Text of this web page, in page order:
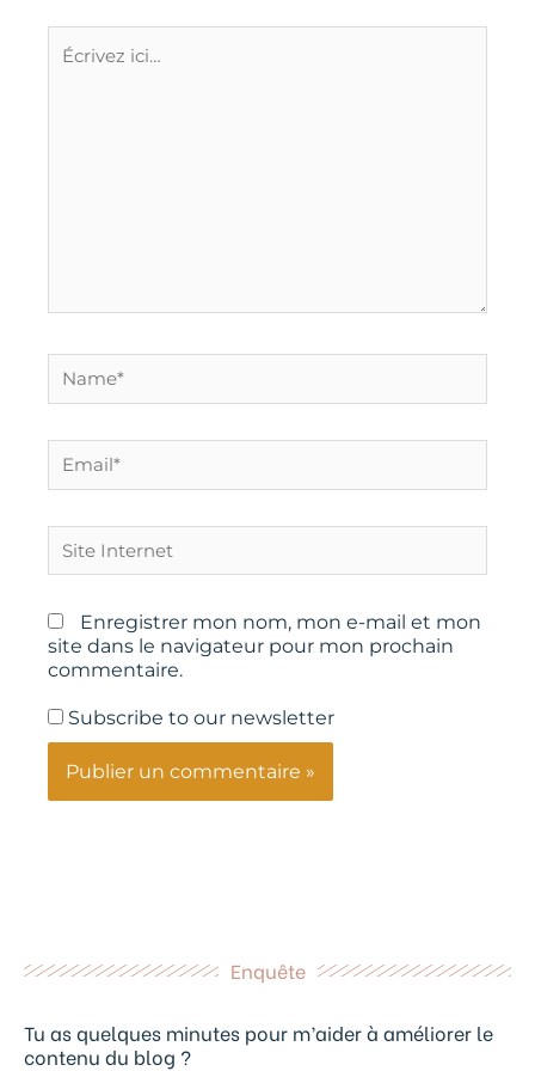
ici…
Internet
Enregistrer mon nom, mon e-mail et mon
site dans le navigateur pour mon prochain
commentaire.
Subscribe to our newsletter
Enquête
Tu as quelques minutes pour m’aider à améliorer le
contenu du blog ?